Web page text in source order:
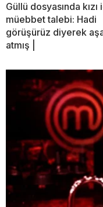
Güllü dosyasında kızı
müebbet talebi: Hadi
görüşürüz diyerek
atmış |